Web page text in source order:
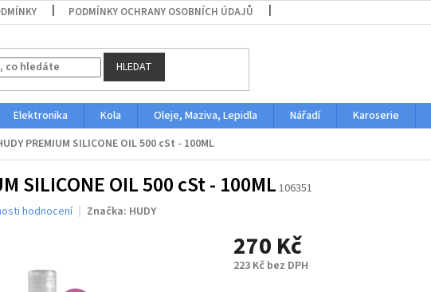
PODMÍNKY OCHRANY OSOBNÍCH ÚDAJŮ
HLEDAT
Elektronika Kola Oleje, Maziva, Lepidla Nářadí Karoserie
PREMIUM SILICONE OIL 500 cSt - 100ML
SILICONE OIL 500 cSt - 100ML 106351
hodnocení Značka: HUDY
270 Kč
223 Kč bez DPH